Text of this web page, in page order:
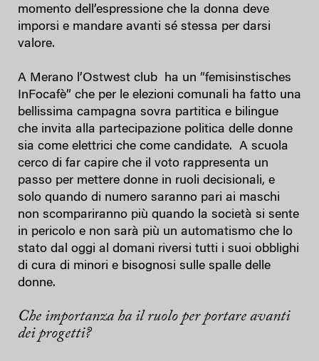
momento dell’espressione che la donna deve
imporsi e mandare avanti sé stessa per darsi
valore.
A Merano l’Ostwest club ha un “femisinstisches
InFocafè” che per le elezioni comunali ha fatto una
bellissima campagna sovra partitica e bilingue
che invita alla partecipazione politica delle donne
sia come elettrici che come candidate. A scuola
cerco di far capire che il voto rappresenta un
passo per mettere donne in ruoli decisionali, e
solo quando di numero saranno pari ai maschi
non scompariranno più quando la società si sente
in pericolo e non sarà più un automatismo che lo
stato dal oggi al domani riversi tutti i suoi obblighi
di cura di minori e bisognosi sulle spalle delle
donne.
Che importanza ha il ruolo per portare avanti
dei progetti?